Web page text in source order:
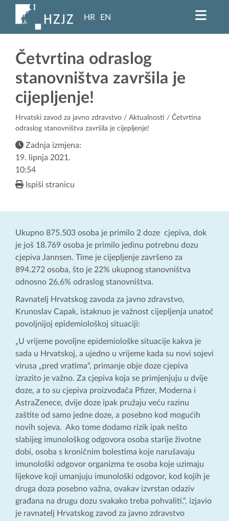
HR EN
Četvrtina odraslog
stanovništva završila je
cijepljenje!
Hrvatski zavod za javno zdravstvo / Aktualnosti / Četvrtina
odraslog stanovništva završila je cijepljenje!
Zadnja izmjena:
19. lipnja 2021.
10:54
Ispiši stranicu
Ukupno 875.503 osoba je primilo 2 doze cjepiva, dok
je još 18.769 osoba je primilo jedinu potrebnu dozu
cjepiva Jannsen. Time je cijepljenje završeno za
894.272 osoba, što je 22% ukupnog stanovništva
odnosno 26,6% odraslog stanovništva.
Ravnatelj Hrvatskog zavoda za javno zdravstvo,
Krunoslav Capak, istaknuo je važnost cijepljenja unatoč
povoljnijoj epidemiološkoj situaciji:
„U vrijeme povoljne epidemiološke situacije kakva je
sada u Hrvatskoj, a ujedno u vrijeme kada su novi sojevi
virusa „pred vratima“, primanje obje doze cjepiva
izrazito je važno. Za cjepiva koja se primjenjuju u dvije
doze, a to su cjepiva proizvođača Pfizer, Moderna i
AstraZenece, dvije doze ipak pružaju veću razinu
zaštite od samo jedne doze, a posebno kod mogućih
novih sojeva. Ako tome dodamo rizik ipak nešto
slabijeg imunološkog odgovora osoba starije životne
dobi, osoba s kroničnim bolestima koje narušavaju
imunološki odgovor organizma te osoba koje uzimaju
lijekove koji umanjuju imunološki odgovor, kod kojih je
druga doza posebno važna, ovakav izvrstan odaziv
građana na drugu dozu svakako treba pohvaliti.“, izjavio
je ravnatelj Hrvatskog zavod za javno zdravstvo